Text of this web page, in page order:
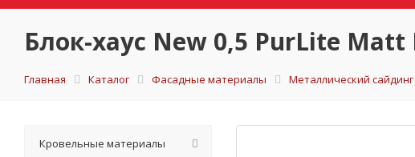
Блок-хаус New 0,5 PurLite
Главная Каталог Фасадные материалы Металлический сайдинг
Кровельные материалы